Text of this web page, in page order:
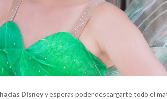
hadas Disneyy esperas poder descargarte todo el